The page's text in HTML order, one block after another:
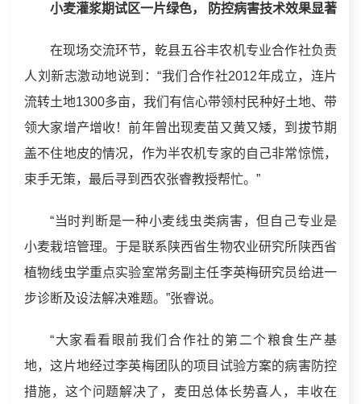
小麦灌浆期试区一片绿色， 防控病害技术效果显著
在现场交流环节，乾县五谷丰农机专业合作社负责
人刘新志激动地说到：“我们合作社2012年成立，连片
流转土地1300多亩，我们有信心带领村民种好土地、带
领大家增产增收！前年曾出现麦苗又黄又矮，到拔节期
盖不住地皮的情况，作为半农机专家的自己非常惊慌，
束手无策，最后寻到西农张睿教授帮忙。”
“当时判断是一种小麦线虫类病害，但自己专业是
小麦栽培管理。于是联系陕西省生物农业研究所陕西省
植物线虫学重点实验室常务副主任李英梅研究员给进一
步诊断及设法解决难题。”张睿说。
“大家看看眼前我们合作社的第二个粮食生产基
地，这片地经过李英梅团队的项目试验方案的病害防控
措施，这个问题解决了，麦田总体长势喜人，丰收在